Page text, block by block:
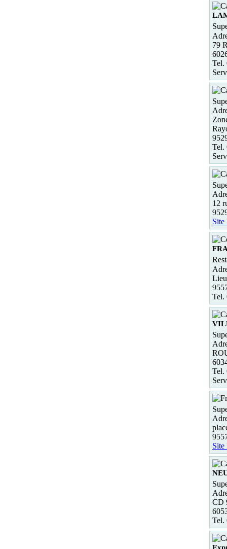
79
Tel.
Tel.
12
Site
Tel.
Tel.
Site
CD
Tel.